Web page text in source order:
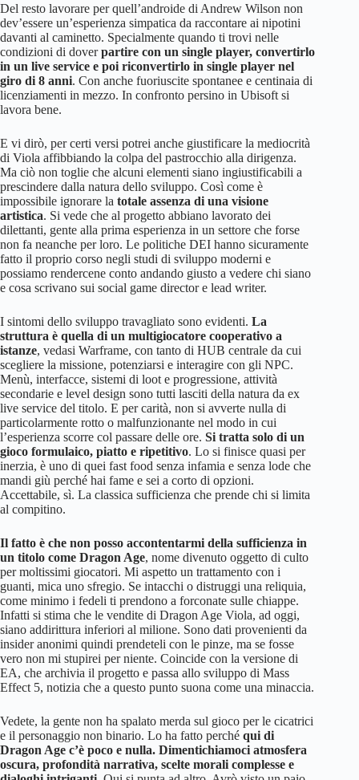
Del resto lavorare per quell’androide di Andrew Wilson non
dev’essere un’esperienza simpatica da raccontare ai nipotini
davanti al caminetto. Specialmente quando ti trovi nelle
condizioni di doverpartire con un single player, convertirlo
in un live service e poi riconvertirlo in single player nel
giro di 8 anni. Con anche fuoriuscite spontanee e centinaia di
licenziamenti in mezzo. In confronto persino in Ubisoft si
lavora bene.
E vi dirò, per certi versi potrei anche giustificare la mediocrità
di Viola affibbiando la colpa del pastrocchio alla dirigenza.
Ma ciò non toglie che alcuni elementi siano ingiustificabili a
prescindere dalla natura dello sviluppo. Così come è
impossibile ignorare la totale assenza di una visione
artistica. Si vede che al progetto abbiano lavorato dei
dilettanti, gente alla prima esperienza in un settore che forse
non fa neanche per loro. Le politiche DEI hanno sicuramente
fatto il proprio corso negli studi di sviluppo moderni e
possiamo rendercene conto andando giusto a vedere chi siano
e cosa scrivano sui social game director e lead writer.
I sintomi dello sviluppo travagliato sono evidenti. La
struttura è quella di un multigiocatore cooperativo a
istanze, vedasi Warframe, con tanto di HUB centrale da cui
scegliere la missione, potenziarsi e interagire con gli NPC.
Menù, interfacce, sistemi di loot e progressione, attività
secondarie e level design sono tutti lasciti della natura da ex
live service del titolo. E per carità, non si avverte nulla di
particolarmente rotto o malfunzionante nel modo in cui
l’esperienza scorre col passare delle ore. Si tratta solo di un
gioco formulaico, piatto e ripetitivo. Lo si finisce quasi per
inerzia, è uno di quei fast food senza infamia e senza lode che
mandi giù perché hai fame e sei a corto di opzioni.
Accettabile, sì. La classica sufficienza che prende chi si limita
al compitino.
Il fatto è che non posso accontentarmi della sufficienza in
un titolo come Dragon Age, nome divenuto oggetto di culto
per moltissimi giocatori. Mi aspetto un trattamento con i
guanti, mica uno sfregio. Se intacchi o distruggi una reliquia,
come minimo i fedeli ti prendono a forconate sulle chiappe.
Infatti si stima che le vendite di Dragon Age Viola, ad oggi,
siano addirittura inferiori al milione. Sono dati provenienti da
insider anonimi quindi prendeteli con le pinze, ma se fosse
vero non mi stupirei per niente. Coincide con la versione di
EA, che archivia il progetto e passa allo sviluppo di Mass
Effect 5, notizia che a questo punto suona come una minaccia.
Vedete, la gente non ha spalato merda sul gioco per le cicatrici
e il personaggio non binario. Lo ha fatto perché qui di
Dragon Age c’è poco e nulla. Dimentichiamoci atmosfera
oscura, profondità narrativa, scelte morali complesse e